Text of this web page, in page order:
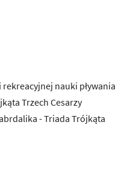
nauki pływania
Trzech Cesarzy
- Triada Trójkąta